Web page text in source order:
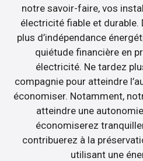
notre savoir-faire, vos
électricité fiable et durable.
plus d’indépendance
quiétude financière en
électricité. Ne tardez
compagnie pour atteindre
économiser. Notamment,
atteindre une
économiserez
contribuerez à la
utilisant une